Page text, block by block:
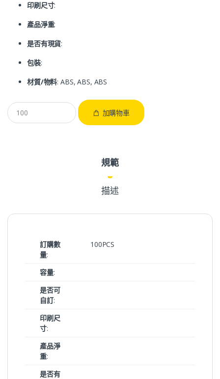
印刷尺寸:
產品淨重:
是否有現貨:
包裝:
材質/物料: ABS, ABS, ABS
加購物車
規範
描述
訂購數
量:
100PCS
容量:
是否可
自訂:
印刷尺
寸:
產品淨
重:
是否有